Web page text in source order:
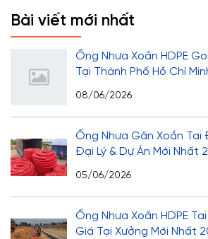
Bài viết mới nhất
Ống Nhựa Xoắn HDPE
Tại Thành Phố Hồ Chí
08/06/2026
Ống Nhựa Gân Xoắn Tại
Đại Lý & Dự Án Mới Nhất
05/06/2026
Ống Nhựa Xoắn HDPE
Giá Tại Xưởng Mới Nhất